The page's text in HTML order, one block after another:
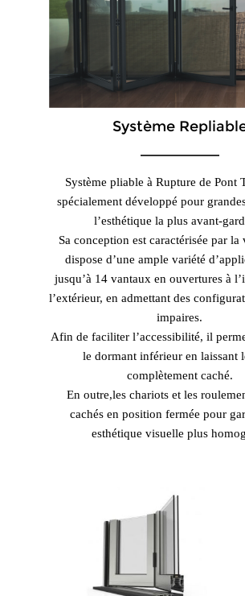
Système
Système pliable à Rupture de Pont
spécialement développé pour
l’esthétique la plus avant-
Sa conception est caractérisée par
dispose d’une ample variété
jusqu’à 14 vantaux en ouvertures à
l’extérieur, en admettant des
impaires.
Afin de faciliter l’accessibilité, il
le dormant inférieur en laissant
complètement caché.
En outre,les chariots et les
cachés en position fermée pour
esthétique visuelle plus